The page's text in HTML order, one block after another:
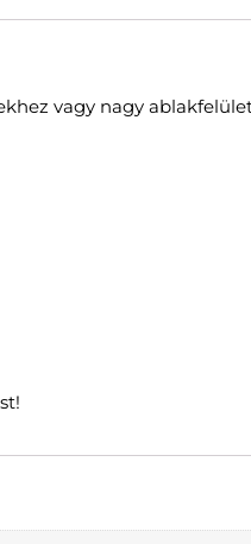
vagy nagy